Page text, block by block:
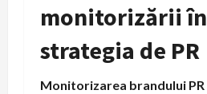
monitorizării în
strategia de PR
Monitorizarea brandului PR